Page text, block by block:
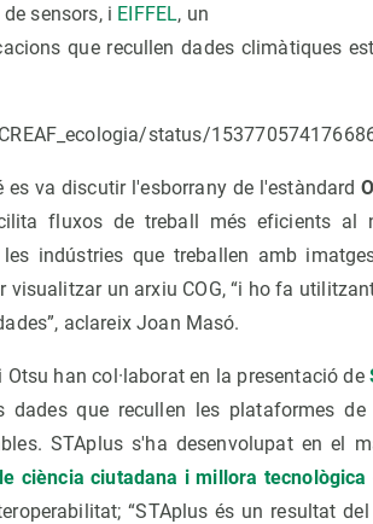
sensors, i EIFFEL, un
que recullen dades climàtiques
status/
es va discutir l'esborrany de l'estàndard
fluxos de treball més eficients al
indústries que treballen amb
visualitzar un arxiu COG, “i ho fa
aclareix Joan Masó.
han col·laborat en la presentació de
que recullen les plataformes
STAplus s'ha desenvolupat en el
ciència ciutadana i millora tecnològica
“STAplus és un resultat